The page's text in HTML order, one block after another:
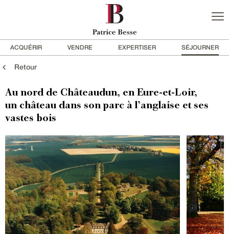
ACQUÉRIR VENDRE EXPERTISER SÉJOURNER
Retour
Au nord de Châteaudun, en Eure-et-Loir,
un château dans son parc à l’anglaise et ses
vastes bois